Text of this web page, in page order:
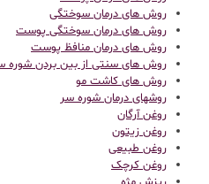
روش های درمان سوختگی
روش های درمان سوختگی پوست
روش های درمان منافظ پوست
روش های سنتی از بین بردن شوره
روش های کاشت مو
روشهای درمان شوره سر
روغن آرگان
روغن زیتون
روغن طبیعی
روغن کرچک